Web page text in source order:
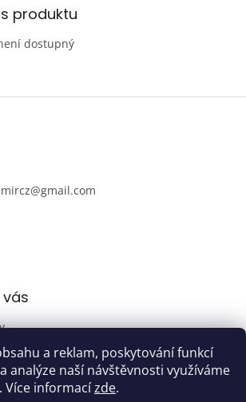
a reklam, poskytování funkcí
analýze naší návštěvnosti využíváme
Více informacízde.
produktu
dostupný
@gmail.com
údajů